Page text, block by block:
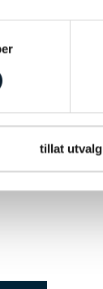
tillat utvalg